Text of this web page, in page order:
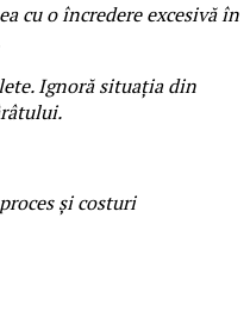
cu o încredere excesivă în
Ignoră situația din
și costuri